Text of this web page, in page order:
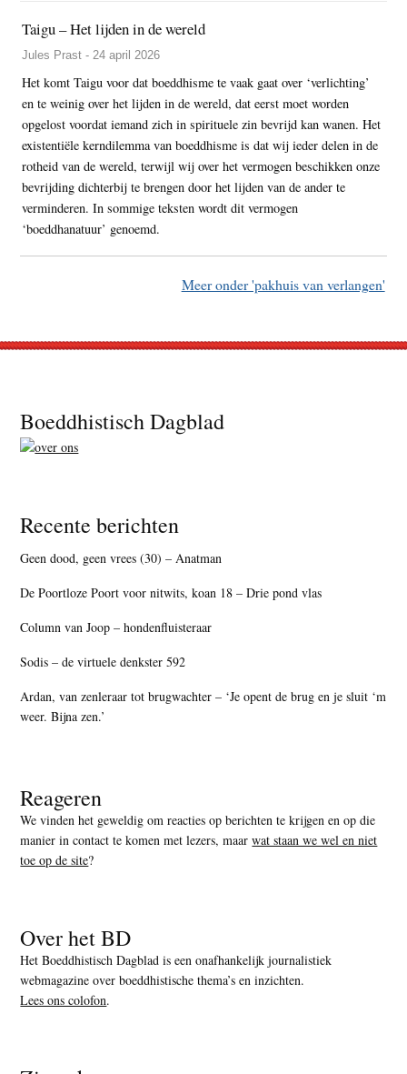
Taigu – Het lijden in de wereld
Jules Prast - 24 april 2026
Het komt Taigu voor dat boeddhisme te vaak gaat over ‘verlichting’
en te weinig over het lijden in de wereld, dat eerst moet worden
opgelost voordat iemand zich in spirituele zin bevrijd kan wanen. Het
existentiële kerndilemma van boeddhisme is dat wij ieder delen in de
rotheid van de wereld, terwijl wij over het vermogen beschikken onze
bevrijding dichterbij te brengen door het lijden van de ander te
verminderen. In sommige teksten wordt dit vermogen
‘boeddhanatuur’ genoemd.
Meer onder 'pakhuis van verlangen'
Footer
Boeddhistisch Dagblad
Recente berichten
Geen dood, geen vrees (30) – Anatman
De Poortloze Poort voor nitwits, koan 18 – Drie pond vlas
Column van Joop – hondenfluisteraar
Sodis – de virtuele denkster 592
Ardan, van zenleraar tot brugwachter – ‘Je opent de brug en je sluit ‘m
weer. Bijna zen.’
Reageren
We vinden het geweldig om reacties op berichten te krijgen en op die
manier in contact te komen met lezers, maarwat staan we wel en niet
toe op de site?
Over het BD
Het Boeddhistisch Dagblad is een onafhankelijk journalistiek
webmagazine over boeddhistische thema’s en inzichten.
Lees ons colofon.